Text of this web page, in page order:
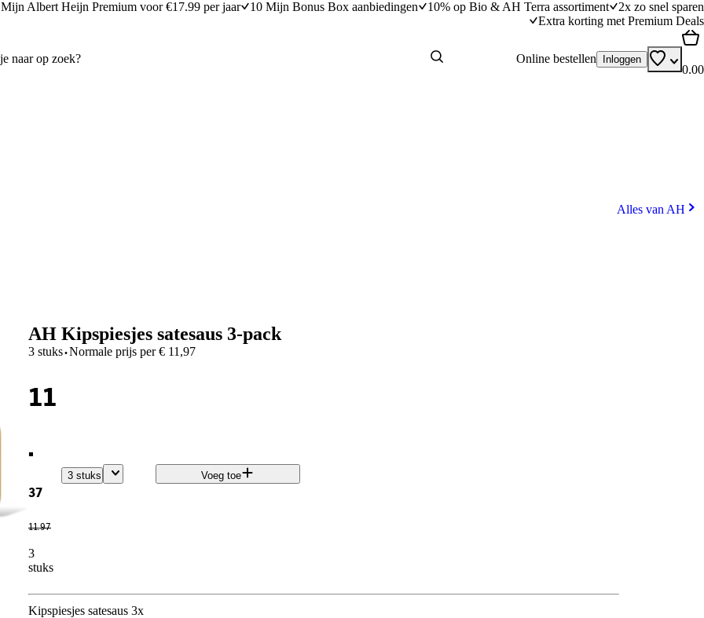
Mijn Albert Heijn Premium voor €17.99 per jaar 10 Mijn Bonus Box aanbiedingen 10% op Bio & AH Terra assortiment
2x zo snel sparen
Extra korting met Premium Deals
Online bestellen Inloggen
0.00
Alles van AH
AH Kipspiesjes satesaus 3-pack
3 stuks·Normale prijs per € 11,97
11
.
37
11.97
3
stuks
3 stuks Voeg toe
Kipspiesjes satesaus 3x